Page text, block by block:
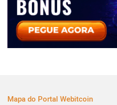
Mapa do Portal Webitcoin